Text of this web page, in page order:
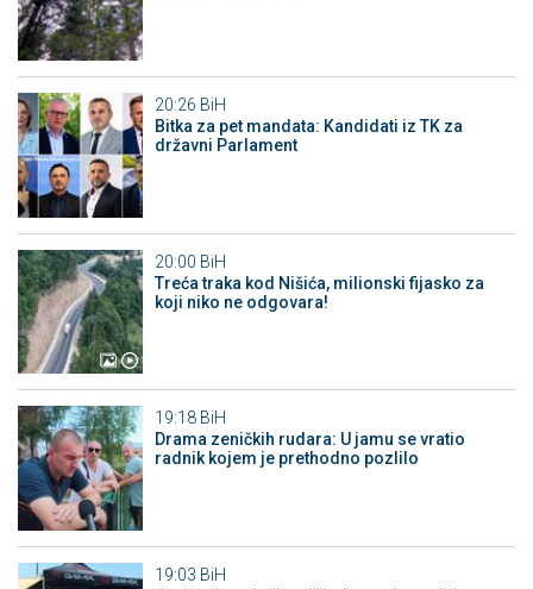
20:26 BiH
Bitka za pet mandata: Kandidati iz TK za
državni Parlament
20:00 BiH
Treća traka kod Nišića, milionski fijasko za
koji niko ne odgovara!
19:18 BiH
Drama zeničkih rudara: U jamu se vratio
radnik kojem je prethodno pozlilo
19:03 BiH